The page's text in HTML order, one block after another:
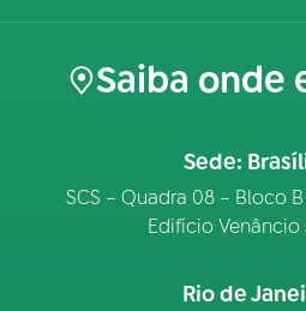
Saiba onde
Sede:
SCS – Quadra 08 – Bloco
Edifício
Rio de